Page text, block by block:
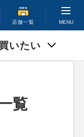
店舗一覧 MENU
買いたい
覧